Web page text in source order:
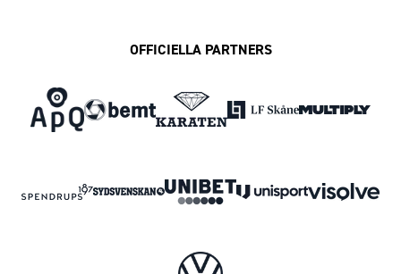
OFFICIELLA PARTNERS